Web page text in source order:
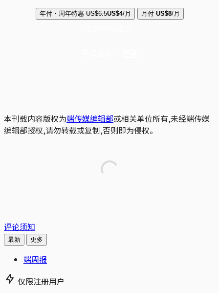
年付・周年特惠 US$6.5US$4/月 月付 US$8/月
本刊载内容版权为端传媒编辑部或相关单位所有,未经端传媒
编辑部授权,请勿转载或复制,否则即为侵权。
评论须知
最新 更多
端周报
仅限注册用户